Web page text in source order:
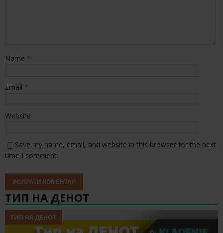
Name *
Email *
Website
Save my name, email, and website in this browser for the next
time I comment.
ТИП НА ДЕНОТ
ТИП НА ДЕНОТ